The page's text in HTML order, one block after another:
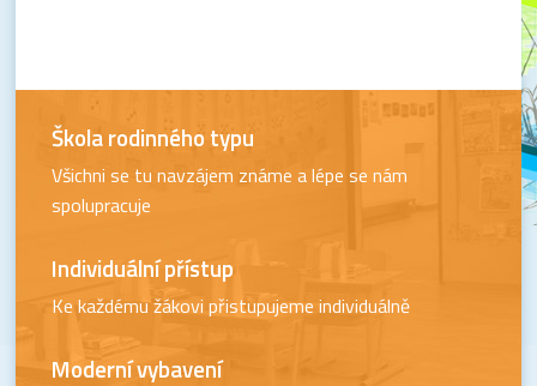
Škola rodinného typu
Všichni se tu navzájem známe a lépe se nám
spolupracuje
Individuální přístup
Ke každému žákovi přistupujeme individuálně
Moderní vybavení